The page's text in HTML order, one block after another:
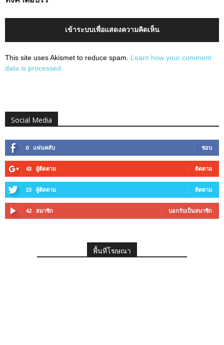
เข้าระบบเพื่อแสดงความคิดเห็น
This site uses Akismet to reduce spam. Learn how your comment
data is processed.
Social Media
0 แฟนคลับ ชอบ
43 ผู้ติดตาม ติดตาม
23 ผู้ติดตาม ติดตาม
42 สมาชิก บอกรับเป็นสมาชิก
พื้นที่โฆษณา